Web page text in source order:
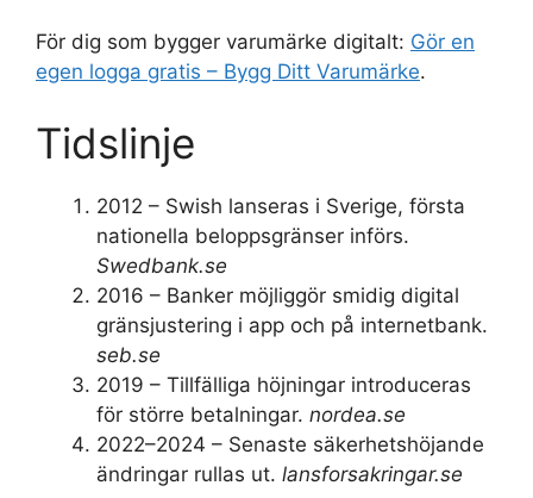
För dig som bygger varumärke digitalt: Gör en
egen logga gratis – Bygg Ditt Varumärke.
Tidslinje
2012 – Swish lanseras i Sverige, första
nationella beloppsgränser införs.
Swedbank.se
2016 – Banker möjliggör smidig digital
gränsjustering i app och på internetbank.
seb.se
2019 – Tillfälliga höjningar introduceras
för större betalningar. nordea.se
2022–2024 – Senaste säkerhetshöjande
ändringar rullas ut. lansforsakringar.se